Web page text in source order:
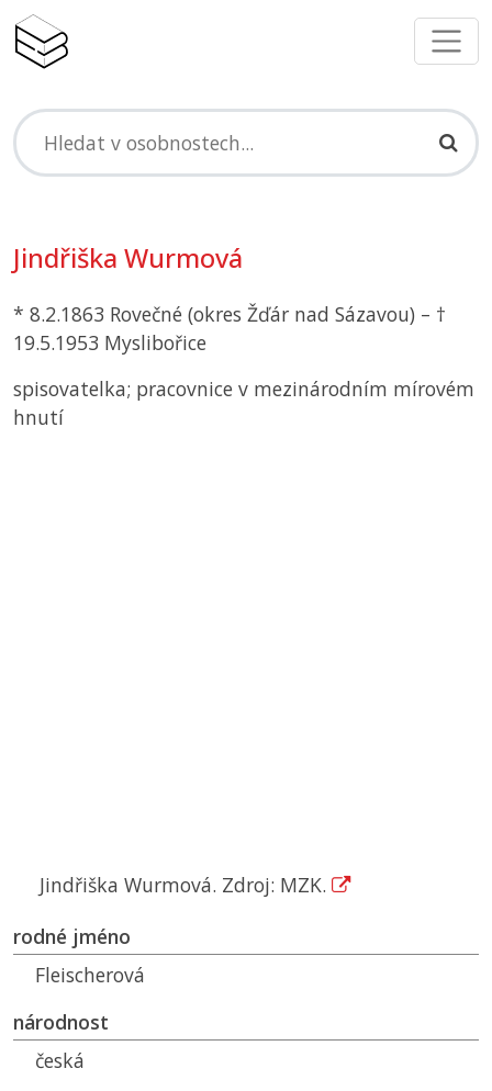
Jindřiška Wurmová
* 8.2.1863 Rovečné (okres Žďár nad Sázavou) – †
19.5.1953 Myslibořice
spisovatelka; pracovnice v mezinárodním mírovém
hnutí
Jindřiška Wurmová. Zdroj: MZK.
rodné jméno
Fleischerová
národnost
česká